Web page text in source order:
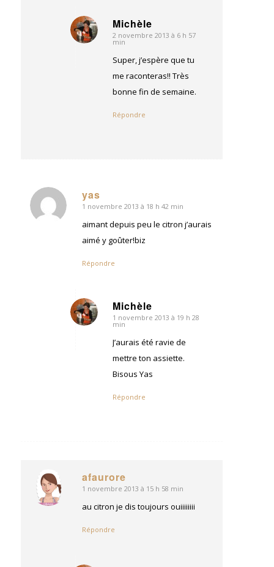
Michèle
dit
2 novembre 2013 à 6 h 57
min
Super, j’espère que tu
me raconteras!! Très
bonne fin de semaine.
Répondre
yas
dit
:
1 novembre 2013 à 18 h 42 min
aimant depuis peu le citron j’aurais
aimé y goûter!biz
Répondre
Michèle
dit
1 novembre 2013 à 19 h 28
min
J’aurais été ravie de
mettre ton assiette.
Bisous Yas
Répondre
afaurore
dit
:
1 novembre 2013 à 15 h 58 min
au citron je dis toujours ouiiiiiiii
Répondre